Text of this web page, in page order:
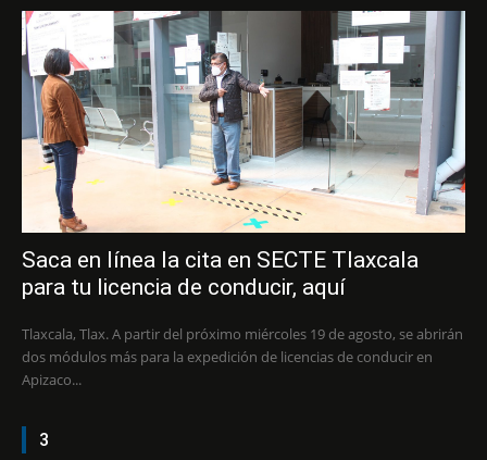
Saca en línea la cita en SECTE Tlaxcala
para tu licencia de conducir, aquí
Tlaxcala, Tlax. A partir del próximo miércoles 19 de agosto, se abrirán
dos módulos más para la expedición de licencias de conducir en
Apizaco...
3